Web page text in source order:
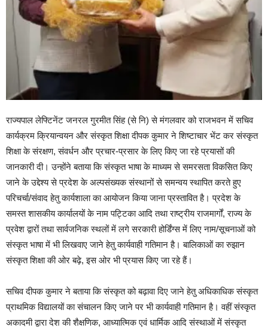
राज्यपाल लेफ्टिनेंट जनरल गुरमीत सिंह (से नि) से मंगलवार को राजभवन में सचिव
कार्यक्रम क्रियान्वयन और संस्कृत शिक्षा दीपक कुमार ने शिष्टाचार भेंट कर संस्कृत
शिक्षा के संरक्षण, संवर्धन और प्रचार-प्रसार के लिए किए जा रहे प्रयासों की
जानकारी दी। उन्होंने बताया कि संस्कृत भाषा के माध्यम से समरसता विकसित किए
जाने के उद्देश्य से प्रदेश के अल्पसंख्यक संस्थानों से समन्वय स्थापित करते हुए
परिचर्चा/संवाद हेतु कार्यशाला का आयोजन किया जाना प्रस्तावित है। प्रदेश के
समस्त शासकीय कार्यालयों के नाम पट्टिका आदि तथा राष्ट्रीय राजमार्गों, राज्य के
प्रवेश द्वारों तथा सार्वजनिक स्थलों में लगे सरकारी होर्डिंग्स में लिए नाम/सूचनाओं को
संस्कृत भाषा में भी लिखवाए जाने हेतु कार्यवाही गतिमान है। बालिकाओं का रुझान
संस्कृत शिक्षा की ओर बढ़े, इस ओर भी प्रयास किए जा रहे हैं।
सचिव दीपक कुमार ने बताया कि संस्कृत को बढ़ावा दिए जाने हेतु अधिकाधिक संस्कृत
प्राथमिक विद्यालयों का संचालन किए जाने पर भी कार्यवाही गतिमान है। वहीं संस्कृत
अकादमी द्वारा देश की शैक्षणिक, आध्यात्मिक एवं धार्मिक आदि संस्थाओं में संस्कृत